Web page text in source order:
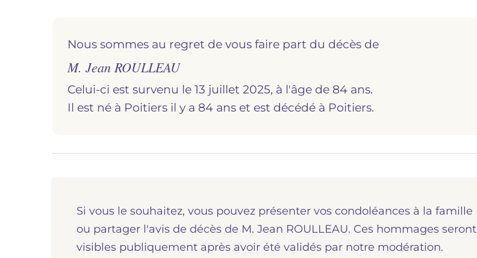
Nous sommes au regret de vous faire part du décès de
M. Jean ROULLEAU
Celui-ci est survenu le 13 juillet 2025, à l'âge de 84 ans.
Il est né à
poitiers il y a 84 ans et est décédé à poitiers.
Si vous le souhaitez, vous pouvez présenter vos condoléances à la famille
ou partager l'avis de décès de M. Jean ROULLEAU. Ces hommages seront
visibles publiquement après avoir été validés par notre modération.